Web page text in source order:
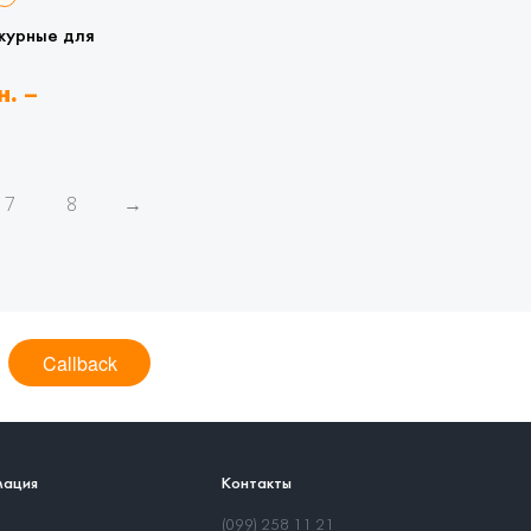
для
–
7 8 →
Callback
Контакты
(099) 258 11 21